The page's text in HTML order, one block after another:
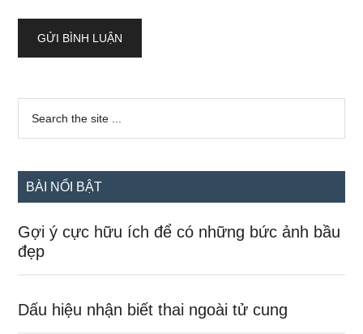
Sidebar
chính
...
BÀI NỔI BẬT
Gợi ý cực hữu ích để có những bức ảnh bầu
đẹp
Dấu hiệu nhận biết thai ngoài tử cung